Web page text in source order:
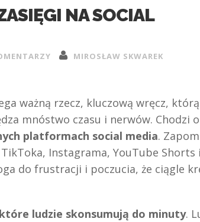
NA SOCIAL
MIROSŁAW SKWAREK
ważną rzecz, kluczową wręcz,
mnóstwo czasu i nerwów. Chodzi o
platformach social media.
Instagrama, YouTube Shorts i
do frustracji i poczucia, że ciągle
ludzie skonsumują do minuty.